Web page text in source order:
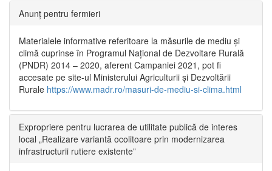
Anunț pentru fermieri
Materialele informative referitoare la măsurile de mediu și
climă cuprinse în Programul Național de Dezvoltare Rurală
(PNDR) 2014 – 2020, aferent Campaniei 2021, pot fi
accesate pe site-ul Ministerului Agriculturii și Dezvoltării
Rurale https://www.madr.ro/masuri-de-mediu-si-clima.html
Expropriere pentru lucrarea de utilitate publică de interes
local „Realizare variantă ocolitoare prin modernizarea
infrastructurii rutiere existente”